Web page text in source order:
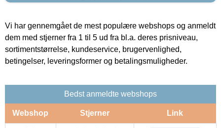
Vi har gennemgået de mest populære webshops og anmeldt
dem med stjerner fra 1 til 5 ud fra bl.a. deres prisniveau,
sortimentstørrelse, kundeservice, brugervenlighed,
betingelser, leveringsformer og betalingsmuligheder.
Bedst anmeldte webshops
Webshop Stjerner Link